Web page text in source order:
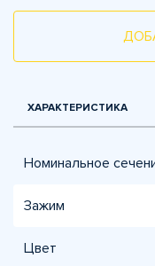
ХАРАКТЕРИСТИКА
Номинальное
Зажим
Цвет